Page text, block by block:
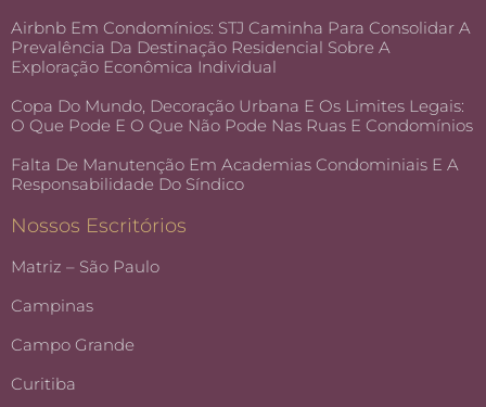
Airbnb Em Condomínios: STJ Caminha Para Consolidar A
Prevalência Da Destinação Residencial Sobre A
Exploração Econômica Individual
Copa Do Mundo, Decoração Urbana E Os Limites Legais:
O Que Pode E O Que Não Pode Nas Ruas E Condomínios
Falta De Manutenção Em Academias Condominiais E A
Responsabilidade Do Síndico
Nossos Escritórios
Matriz – São Paulo
Campinas
Campo Grande
Curitiba